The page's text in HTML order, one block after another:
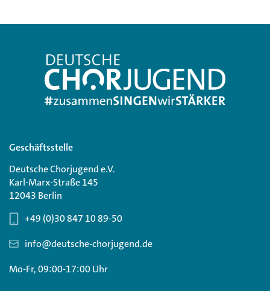
Geschäftsstelle
Deutsche Chorjugend e.V.
Karl-Marx-Straße 145
12043 Berlin
+49 (0)30 847 10 89-50
info@deutsche-chorjugend.de
Mo-Fr, 09:00-17:00 Uhr